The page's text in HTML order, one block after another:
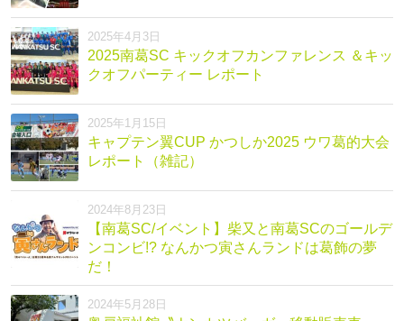
2025年4月3日
2025南葛SC キックオフカンファレンス ＆キッ
クオフパーティー レポート
2025年1月15日
キャプテン翼CUP かつしか2025 ウワ葛的大会
レポート（雑記）
2024年8月23日
【南葛SC/イベント】柴又と南葛SCのゴールデ
ンコンビ!? なんかつ寅さんランドは葛飾の夢
だ！
2024年5月28日